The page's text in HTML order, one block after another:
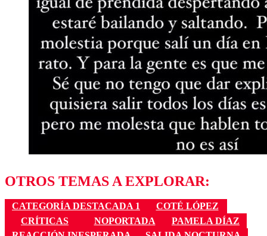
OTROS TEMAS A EXPLORAR:
CATEGORÍA DESTACADA 1
COTÉ LÓPEZ
CRÍTICAS
NOPORTADA
PAMELA DÍAZ